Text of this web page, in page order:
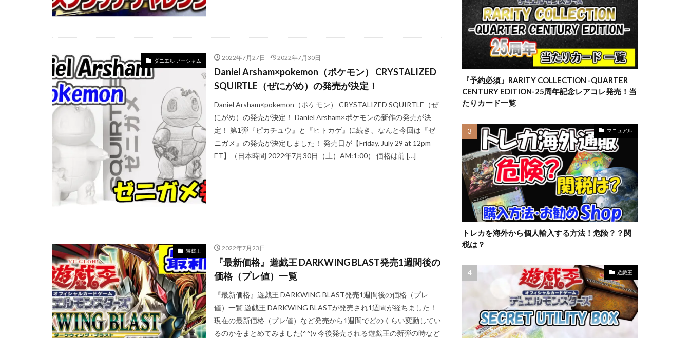
ダニエル アーシャム 2022年7月27日 2022年7月30日
Daniel Arsham×pokemon（ポケモン） CRYSTALIZED
SQUIRTLE（ぜにがめ）の発売が決定！
Daniel Arsham×pokemon（ポケモン） CRYSTALIZED SQUIRTLE（ぜ
にがめ）の発売が決定！ Daniel Arsham×ポケモンの新作の発売が決
定！ 第1弾『ピカチュウ』と『ヒトカゲ』に続き、なんと今回は『ゼ
ニガメ』の発売が決定しました！ 発売日が【Friday, July 29 at 12pm
ET】（日本時間 2022年7月30日（土）AM:1:00） 価格は前 […]
遊戯王 2022年7月23日
『最新価格』遊戯王 DARKWING BLAST発売1週間後の
価格（プレ値）一覧
『最新価格』遊戯王 DARKWING BLAST発売1週間後の価格（プレ
値）一覧 遊戯王 DARKWING BLASTが発売され1週間が経ちました！
現在の最新価格（プレ値）など発売から1週間でどのくらい変動してい
るのかをまとめてみました(^^)v 今後発売される遊戯王の新弾の時など
『予約必須』RARITY COLLECTION -QUARTER
CENTURY EDITION-25周年記念レアコレ発売！当
たりカード一覧
マニュアル
トレカを海外から個人輸入する方法！危険？？関
税は？
遊戯王
ポケモンセンター20周年
ポケモンデー記念
ポケモンワールドチャンピオンシップス 2023横浜
ポケモン切手BOX
マジックザギャザリング マリィ ミステリーボックス
モダンホライゾン2
ライトニングオーバードライブ
ラッシュデュエル オーバーラッシュパック
ラティアス ラプラス ランキング一覧
ラーの翼神竜
リザードン
リザードン1ed リザードン ポスター リーバイス リーリエプレイマット
ルアー
ルギア
レイジングサーフ 一覧
三幻神
三玖
予約必須 二乃 五等分の花嫁 初回限定版 受注生産 古代の咆哮
女の子
女キャラ 宝石の睡蓮 封入カード 年末BOX 強欲な壺
当たりカード
当たりカードまとめ
当たりカード一覧 当たりランキング 当たるカード
応募者全員サービス
応募者全員大サービス
抽選 抽選販売 摩天パーフェクト 数量限定 新作予約情報
旧枠
早期購入特典
最新予約情報
最新情報
未来の一閃
海外版
第二弾
転売
転売価格
遊戯王
遊戯王デュエルモンスターズ ミレニアムシーンズ
過去 COLLECTION PACK 一覧
過去一覧 長場雄 閃刀姫
限定10
限定250枚
高額カードランキング
高額スリーブ 高額ランキング 高騰 高騰カード
黒炎の支配者
２５周年